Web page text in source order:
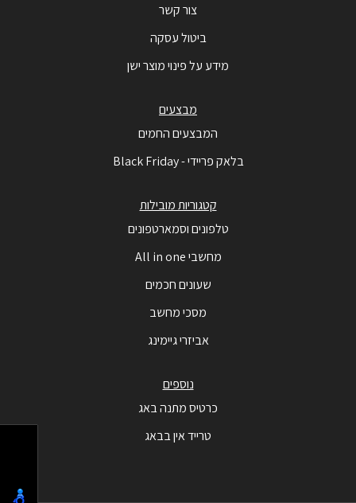
צור קשר
ביטול עסקה
מידע על פינוי מוצר ישן
מבצעים
המבצעים החמים
בלאק פריידי - Black Friday
קטגוריות מובילות
טלפונים וסמארטפונים
מחשבי All in one
שעונים חכמים
מסכי מחשב
אביזרי גיימינג
נוספים
כרטיס מתנה באג
טרייד אין בבאג